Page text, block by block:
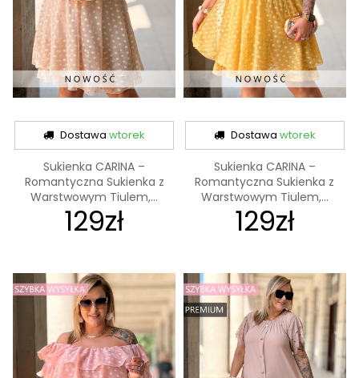
Dostawawtorek
Sukienka CARINA –
Romantyczna Sukienka z
Warstwowym Tiulem,...
129zł
Dostawa wtorek
Sukienka CARINA –
Romantyczna Sukienka z
Warstwowym Tiulem,...
129zł